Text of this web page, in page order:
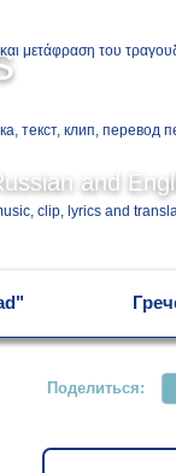
and
Поделиться: